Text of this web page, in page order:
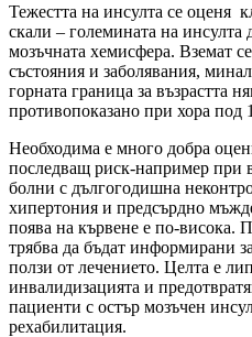
Тежестта на инсулта се оценя
скали – големината на инсулта
мозъчната хемисфера. Вземат
състояния и заболявания,
горната граница за възрастта
противопоказано при хора под
Необходима е много добра
последващ риск-например при
болни с дългогодишна
хипертония и предсърдно
поява на кървене е по-висока.
трябва да бъдат информирани
ползи от лечението. Целта е
инвалидизацията и
пациенти с остър мозъчен
рехабилитация.